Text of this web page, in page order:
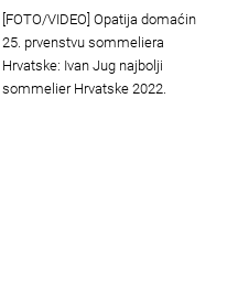
[FOTO/VIDEO] Opatija domaćin
25. prvenstvu sommeliera
Hrvatske: Ivan Jug najbolji
sommelier Hrvatske 2022.